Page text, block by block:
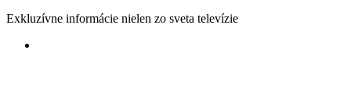
Exkluzívne informácie nielen zo sveta televízie